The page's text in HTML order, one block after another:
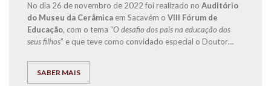
No dia 26 de novembro de 2022 foi realizado no Auditório
do Museu da Cerâmica em Sacavém o VIII Fórum de
Educação, com o tema “O desafio dos pais na educação dos
seus filhos” e que teve como convidado especial o Doutor
Lá!” e “Do Secundário à Universidade com Sucesso – ‘Bora
SABER MAIS